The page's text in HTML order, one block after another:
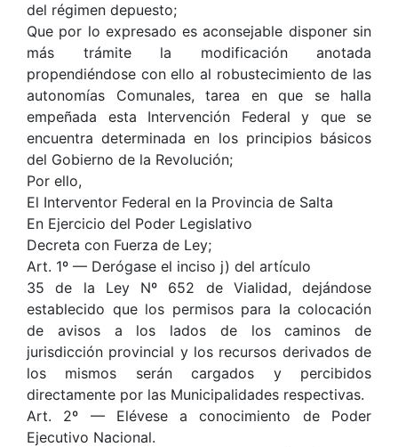
del régimen depuesto;
Que por lo expresado es aconsejable disponer sin
más trámite la modificación anotada
propendiéndose con ello al robustecimiento de las
autonomías Comunales, tarea en que se halla
empeñada esta Intervención Federal y que se
encuentra determinada en los principios básicos
del Gobierno de la Revolución;
Por ello,
El Interventor Federal en la Provincia de Salta
En Ejercicio del Poder Legislativo
Decreta con Fuerza de Ley;
Art. 1º — Derógase el inciso j) del artículo
35 de la Ley Nº 652 de Vialidad, dejándose
establecido que los permisos para la colocación
de avisos a los lados de los caminos de
jurisdicción provincial y los recursos derivados de
los mismos serán cargados y percibidos
directamente por las Municipalidades respectivas.
Art. 2º — Elévese a conocimiento de Poder
Ejecutivo Nacional.